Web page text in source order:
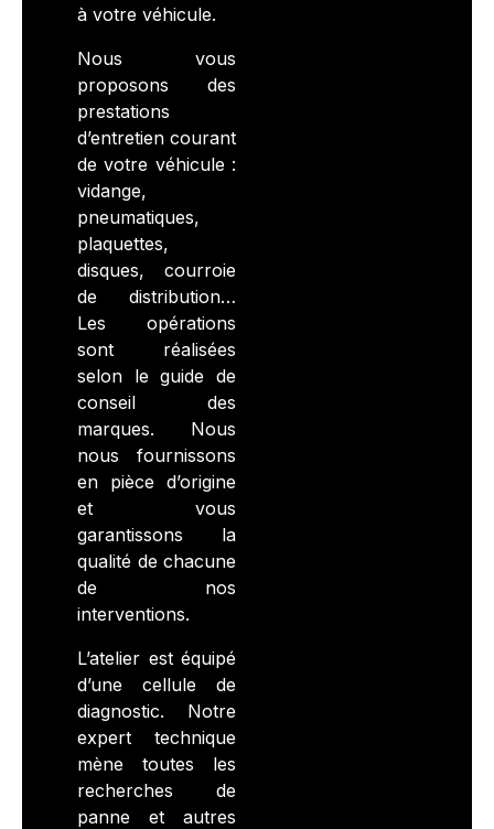
à votre véhicule.
Nous vous
proposons des
prestations
d’entretien courant
de votre véhicule :
vidange,
pneumatiques,
plaquettes,
disques, courroie
de distribution…
Les opérations
sont réalisées
selon le guide de
conseil des
marques. Nous
nous fournissons
en pièce d’origine
et vous
garantissons la
qualité de chacune
de nos
interventions.
L’atelier est équipé
d’une cellule de
diagnostic. Notre
expert technique
mène toutes les
recherches de
panne et autres